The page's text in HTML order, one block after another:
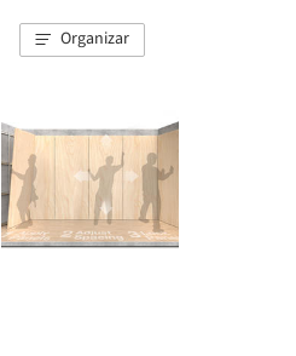
Organizar